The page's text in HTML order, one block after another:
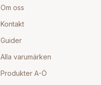
Om oss
Kontakt
Guider
Alla varumärken
Produkter A-Ö